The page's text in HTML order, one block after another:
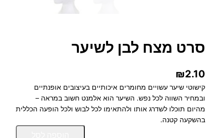
סרט מצח לבן לשיער
₪2.10
קישוטי שיער עשויים מחומרים איכותיים בעיצובים אופנתיים
ובמחיר השווה לכל נפש. השיער הוא אלמנט חשוב במראה –
מהיום תוכלו לשדרג אותו ולהתאימו לכל לבוש ולכל הופעה הכללית
בהשקעה קטנה.
כ